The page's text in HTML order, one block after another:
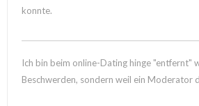
konnte.
Ich bin beim online-Dating hinge "entfernt"
Beschwerden, sondern weil ein Moderator